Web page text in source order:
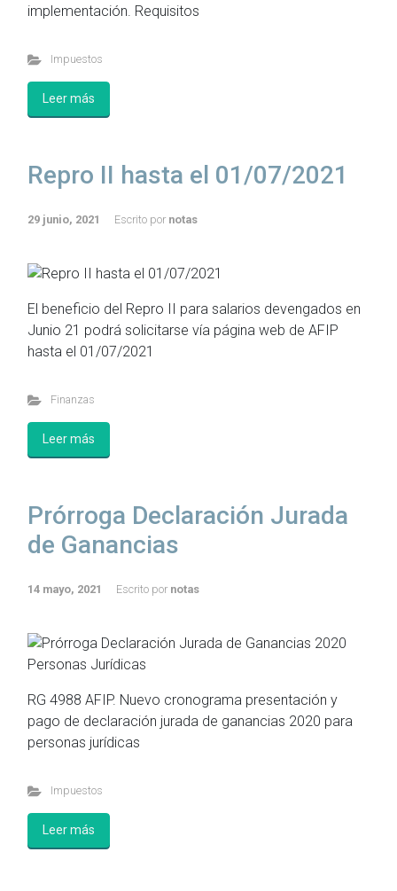
implementación. Requisitos
Impuestos
Leer más
Repro II hasta el 01/07/2021
29 junio, 2021 Escrito por notas
El beneficio del Repro II para salarios devengados en
Junio 21 podrá solicitarse vía página web de AFIP
hasta el 01/07/2021
Finanzas
Leer más
Prórroga Declaración Jurada
de Ganancias
14 mayo, 2021 Escrito por notas
RG 4988 AFIP. Nuevo cronograma presentación y
pago de declaración jurada de ganancias 2020 para
personas jurídicas
Impuestos
Leer más